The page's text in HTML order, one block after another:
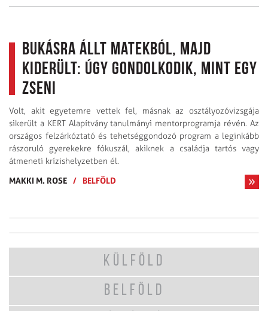
Bukásra állt matekból, majd
kiderült: úgy gondolkodik, mint egy
zseni
Volt, akit egyetemre vettek fel, másnak az osztályozóvizsgája
sikerült a KERT Alapítvány tanulmányi mentorprogramja révén. Az
országos felzárkóztató és tehetséggondozó program a leginkább
rászoruló gyerekekre fókuszál, akiknek a családja tartós vagy
átmeneti krízishelyzetben él.
MAKKI M. ROSE / BELFÖLD
KÜLFÖLD
BELFÖLD